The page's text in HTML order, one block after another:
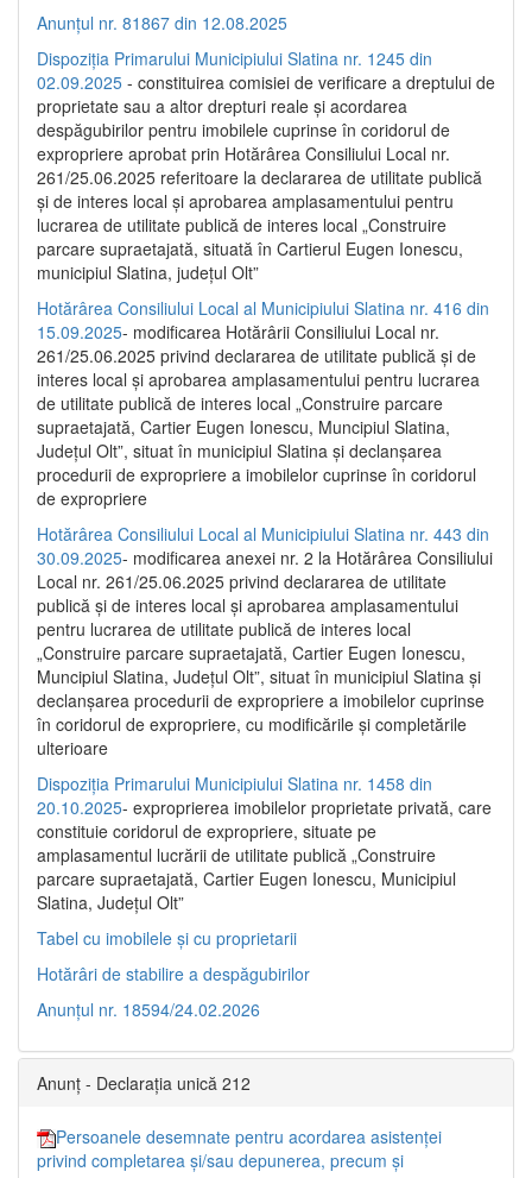
Anunțul nr. 81867 din 12.08.2025
Dispoziția Primarului Municipiului Slatina nr. 1245 din
02.09.2025 - constituirea comisiei de verificare a dreptului de
proprietate sau a altor drepturi reale și acordarea
despăgubirilor pentru imobilele cuprinse în coridorul de
expropriere aprobat prin Hotărârea Consiliului Local nr.
261/25.06.2025 referitoare la declararea de utilitate publică
și de interes local și aprobarea amplasamentului pentru
lucrarea de utilitate publică de interes local „Construire
parcare supraetajată, situată în Cartierul Eugen Ionescu,
municipiul Slatina, județul Olt”
Hotărârea Consiliului Local al Municipiului Slatina nr. 416 din
15.09.2025- modificarea Hotărârii Consiliului Local nr.
261/25.06.2025 privind declararea de utilitate publică și de
interes local și aprobarea amplasamentului pentru lucrarea
de utilitate publică de interes local „Construire parcare
supraetajată, Cartier Eugen Ionescu, Muncipiul Slatina,
Județul Olt”, situat în municipiul Slatina și declanșarea
procedurii de expropriere a imobilelor cuprinse în coridorul
de expropriere
Hotărârea Consiliului Local al Municipiului Slatina nr. 443 din
30.09.2025- modificarea anexei nr. 2 la Hotărârea Consiliului
Local nr. 261/25.06.2025 privind declararea de utilitate
publică şi de interes local şi aprobarea amplasamentului
pentru lucrarea de utilitate publică de interes local
„Construire parcare supraetajată, Cartier Eugen Ionescu,
Muncipiul Slatina, Judeţul Olt”, situat în municipiul Slatina şi
declanşarea procedurii de expropriere a imobilelor cuprinse
în coridorul de expropriere, cu modificările şi completările
ulterioare
Dispoziția Primarului Municipiului Slatina nr. 1458 din
20.10.2025- exproprierea imobilelor proprietate privată, care
constituie coridorul de expropriere, situate pe
amplasamentul lucrării de utilitate publică „Construire
parcare supraetajată, Cartier Eugen Ionescu, Municipiul
Slatina, Județul Olt”
Tabel cu imobilele și cu proprietarii
Hotărâri de stabilire a despăgubirilor
Anunțul nr. 18594/24.02.2026
Anunț - Declarația unică 212
Persoanele desemnate pentru acordarea asistenței
privind completarea și/sau depunerea, precum și